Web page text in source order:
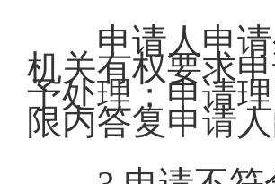
申请人申
机关有权要求
予处理；申请
限内答复申请